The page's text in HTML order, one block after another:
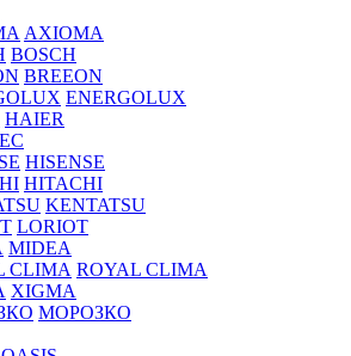
AXIOMA
BOSCH
BREEON
ENERGOLUX
HAIER
HISENSE
HITACHI
KENTATSU
LORIOT
MIDEA
ROYAL CLIMA
XIGMA
МОРОЗКО